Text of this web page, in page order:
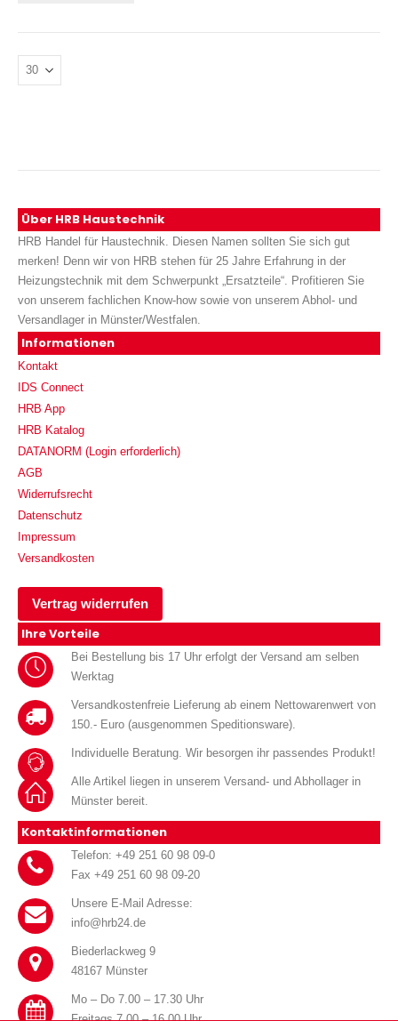
Über HRB Haustechnik
HRB Handel für Haustechnik. Diesen Namen sollten Sie sich gut
merken! Denn wir von HRB stehen für 25 Jahre Erfahrung in der
Heizungstechnik mit dem Schwerpunkt „Ersatzteile“. Profitieren Sie
von unserem fachlichen Know-how sowie von unserem Abhol- und
Versandlager in Münster/Westfalen.
Informationen
Kontakt
IDS Connect
HRB App
HRB Katalog
DATANORM (Login erforderlich)
AGB
Widerrufsrecht
Datenschutz
Impressum
Versandkosten
Vertrag widerrufen
Ihre Vorteile
Bei Bestellung bis 17 Uhr erfolgt der Versand am selben
Werktag
Versandkostenfreie Lieferung ab einem Nettowarenwert von
150.- Euro (ausgenommen Speditionsware).
Individuelle Beratung. Wir besorgen ihr passendes Produkt!
Alle Artikel liegen in unserem Versand- und Abhollager in
Münster bereit.
Kontaktinformationen
Telefon: +49 251 60 98 09-0
Fax +49 251 60 98 09-20
Unsere E-Mail Adresse:
info@hrb24.de
Biederlackweg 9
48167 Münster
Mo – Do 7.00 – 17.30 Uhr